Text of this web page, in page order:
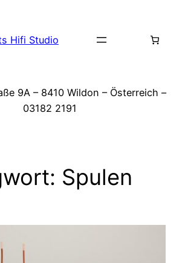
Hifi Studio
9A – 8410 Wildon – Österreich –
03182 2191
Spulen